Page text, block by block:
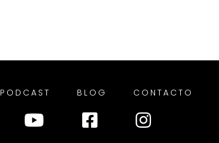
PODCAST BLOG CONTACTO